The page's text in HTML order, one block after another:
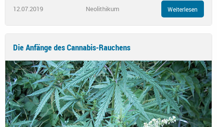
12.07.2019 Neolithikum Weiterlesen
Die Anfänge des Cannabis-Rauchens